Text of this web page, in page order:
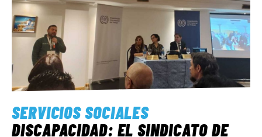
SERVICIOS SOCIALES
DISCAPACIDAD: EL SINDICATO DE